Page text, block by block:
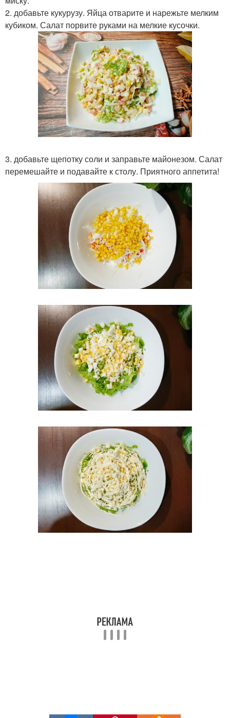
2. добавьте кукурузу. Яйца отварите и нарежьте мелким
кубиком. Салат порвите руками на мелкие кусочки.
3. добавьте щепотку соли и заправьте майонезом. Салат
перемешайте и подавайте к столу. Приятного аппетита!